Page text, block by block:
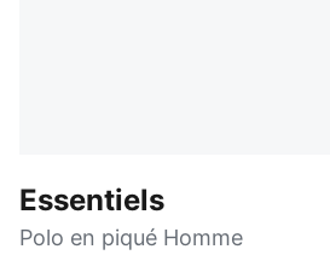
Essentiels
Polo en piqué Homme